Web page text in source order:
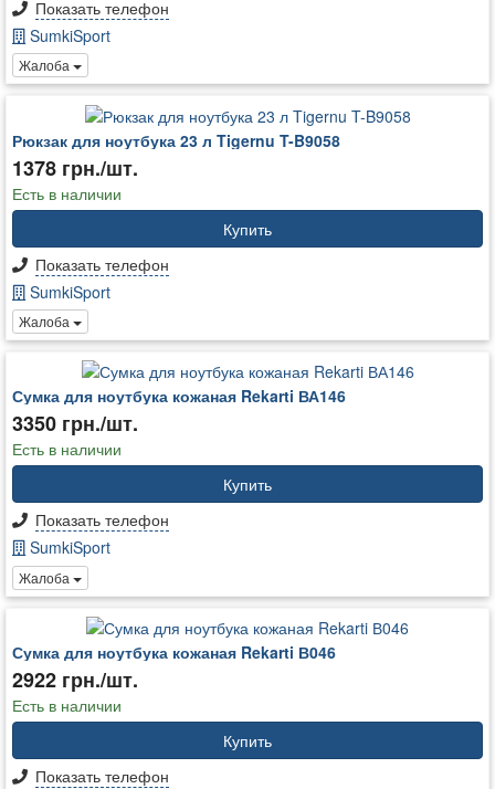
Показать телефон
SumkiSport
Жалоба
Рюкзак для ноутбука 23 л Tigernu T-B9058
1378 грн./шт.
Есть в наличии
Купить
Показать телефон
SumkiSport
Жалоба
Сумка для ноутбука кожаная Rekarti ВА146
3350 грн./шт.
Есть в наличии
Купить
Показать телефон
SumkiSport
Жалоба
Сумка для ноутбука кожаная Rekarti В046
2922 грн./шт.
Есть в наличии
Купить
Показать телефон